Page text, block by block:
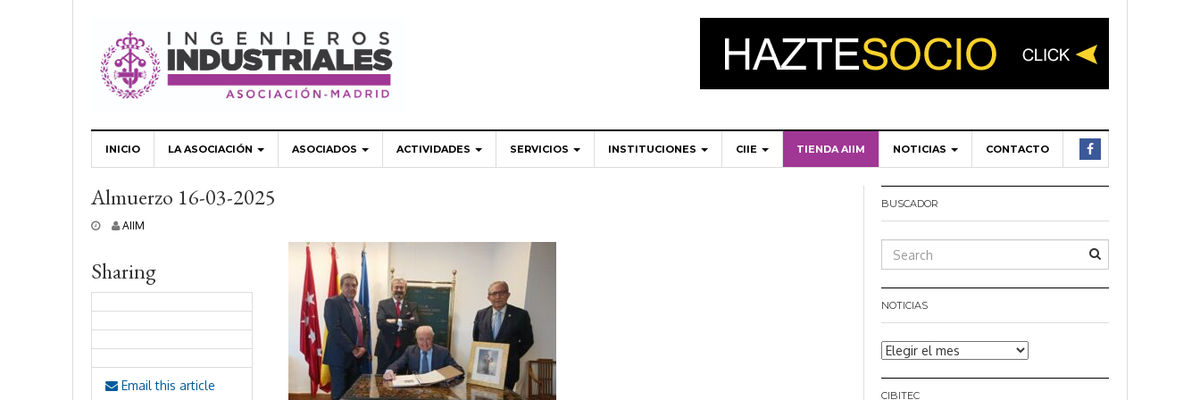
INICIO LA ASOCIACIÓN ASOCIADOS ACTIVIDADES SERVICIOS INSTITUCIONES CIIE TIENDA AIIM NOTICIAS CONTACTO
Almuerzo 16-03-2025
b
l
,
2
5
AIIM
Sharing
Email this article
BUSCADOR
NOTICIAS
Noticias
CIBITEC